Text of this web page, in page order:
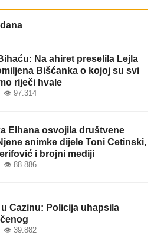
Na ahiret preselila Lejla
Bišćanka o kojoj su svi
riječi hvale
97.314
Elhana osvojila društvene
snimke dijele Toni Cetinski,
i brojni mediji
88.886
Cazinu: Policija uhapsila
39.882